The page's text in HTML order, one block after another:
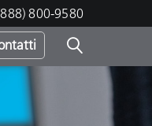
800-9580